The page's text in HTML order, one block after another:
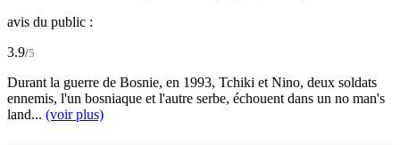
avis du public :
3.9/5
Durant la guerre de Bosnie, en 1993, Tchiki et Nino, deux soldats
ennemis, l'un bosniaque et l'autre serbe, échouent dans un no man's
land... (voir plus)